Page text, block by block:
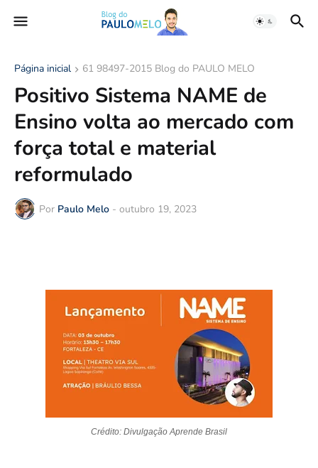
Página inicial 61 98497-2015 Blog do PAULO MELO
Positivo Sistema NAME de
Ensino volta ao mercado com
força total e material
reformulado
Por Paulo Melo - outubro 19, 2023
Crédito: Divulgação Aprende Brasil